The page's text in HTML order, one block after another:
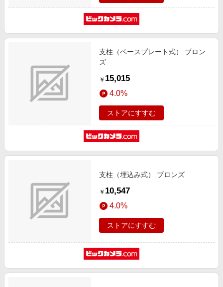
支柱（ベースプレート式） ブロン
ズ
￥ 15,015
4.0%
ストアにすすむ
支柱（埋込み式） ブロンズ
￥ 10,547
4.0%
ストアにすすむ